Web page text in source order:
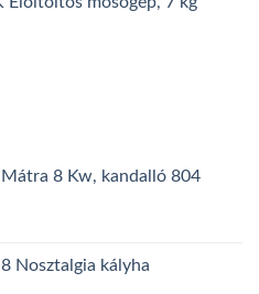
8 Kw, kandalló 804
Nosztalgia kályha